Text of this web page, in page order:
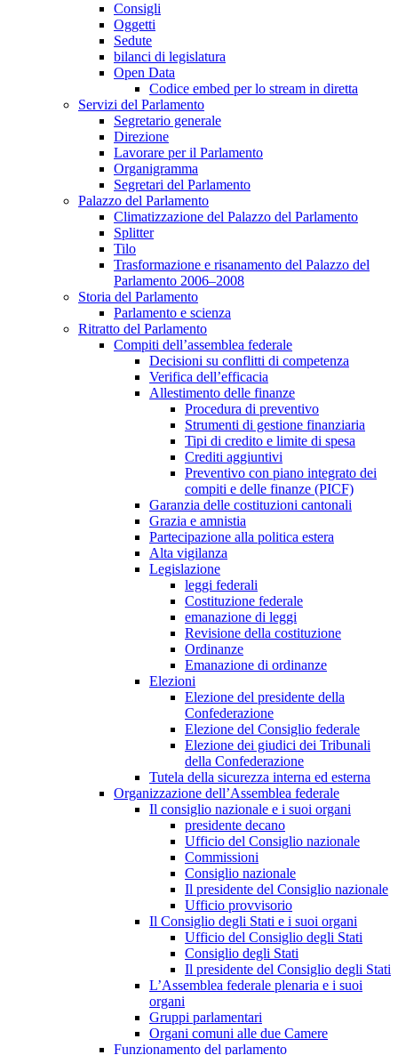
Consigli
Oggetti
Sedute
bilanci di legislatura
Open Data
Codice embed per lo stream in diretta
Servizi del Parlamento
Segretario generale
Direzione
Lavorare per il Parlamento
Organigramma
Segretari del Parlamento
Palazzo del Parlamento
Climatizzazione del Palazzo del Parlamento
Splitter
Tilo
Trasformazione e risanamento del Palazzo del
Parlamento 2006–2008
Storia del Parlamento
Parlamento e scienza
Ritratto del Parlamento
Compiti dell’assemblea federale
Decisioni su conflitti di competenza
Verifica dell’efficacia
Allestimento delle finanze
Procedura di preventivo
Strumenti di gestione finanziaria
Tipi di credito e limite di spesa
Crediti aggiuntivi
Preventivo con piano integrato dei
compiti e delle finanze (PICF)
Garanzia delle costituzioni cantonali
Grazia e amnistia
Partecipazione alla politica estera
Alta vigilanza
Legislazione
leggi federali
Costituzione federale
emanazione di leggi
Revisione della costituzione
Ordinanze
Emanazione di ordinanze
Elezioni
Elezione del presidente della
Confederazione
Elezione del Consiglio federale
Elezione dei giudici dei Tribunali
della Confederazione
Tutela della sicurezza interna ed esterna
Organizzazione dell’Assemblea federale
Il consiglio nazionale e i suoi organi
presidente decano
Ufficio del Consiglio nazionale
Commissioni
Consiglio nazionale
Il presidente del Consiglio nazionale
Ufficio provvisorio
Il Consiglio degli Stati e i suoi organi
Ufficio del Consiglio degli Stati
Consiglio degli Stati
Il presidente del Consiglio degli Stati
L’Assemblea federale plenaria e i suoi
organi
Gruppi parlamentari
Organi comuni alle due Camere
Funzionamento del parlamento